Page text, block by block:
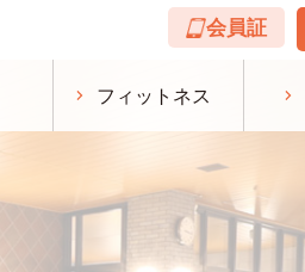
会員証
フィットネス